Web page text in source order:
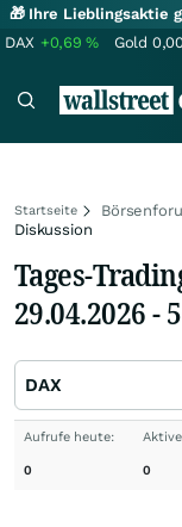
🎁 Ihre Lieblingsaktie
DAX +0,69% Gold
Startseite
Diskussion
Tages-
29.04.2026 -
DAX
Aufrufe heute:
0 0